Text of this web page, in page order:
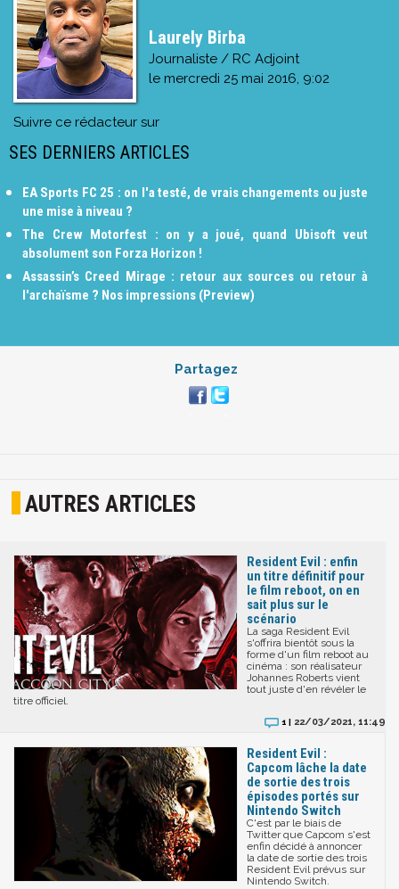
Laurely Birba
Journaliste / RC Adjoint
le mercredi 25 mai 2016, 9:02
Suivre ce rédacteur sur
SES DERNIERS ARTICLES
EA Sports FC 25 : on l'a testé, de vrais changements ou juste
une mise à niveau ?
The Crew Motorfest : on y a joué, quand Ubisoft veut
absolument son Forza Horizon !
Assassin’s Creed Mirage : retour aux sources ou retour à
l'archaïsme ? Nos impressions (Preview)
Partagez
AUTRES ARTICLES
Resident Evil : enfin
un titre définitif pour
le film reboot, on en
sait plus sur le
scénario
La saga Resident Evil
s'offrira bientôt sous la
forme d'un film reboot au
cinéma : son réalisateur
Johannes Roberts vient
tout juste d'en révéler le
titre officiel.
1 | 22/03/2021, 11:49
Resident Evil :
Capcom lâche la date
de sortie des trois
épisodes portés sur
Nintendo Switch
C'est par le biais de
Twitter que Capcom s'est
enfin décidé à annoncer
la date de sortie des trois
Resident Evil prévus sur
Nintendo Switch.